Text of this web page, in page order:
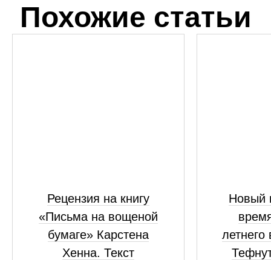
Похожие статьи
Рецензия на книгу
«Письма на вощеной
бумаге» Карстена
Хенна. Текст
Новый